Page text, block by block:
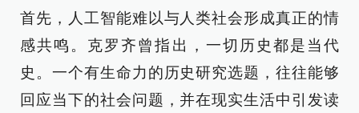
首先，人工智能难以与人类社会形成真正的情
感共鸣。克罗齐曾指出，一切历史都是当代
史。一个有生命力的历史研究选题，往往能够
回应当下的社会问题，并在现实生活中引发读